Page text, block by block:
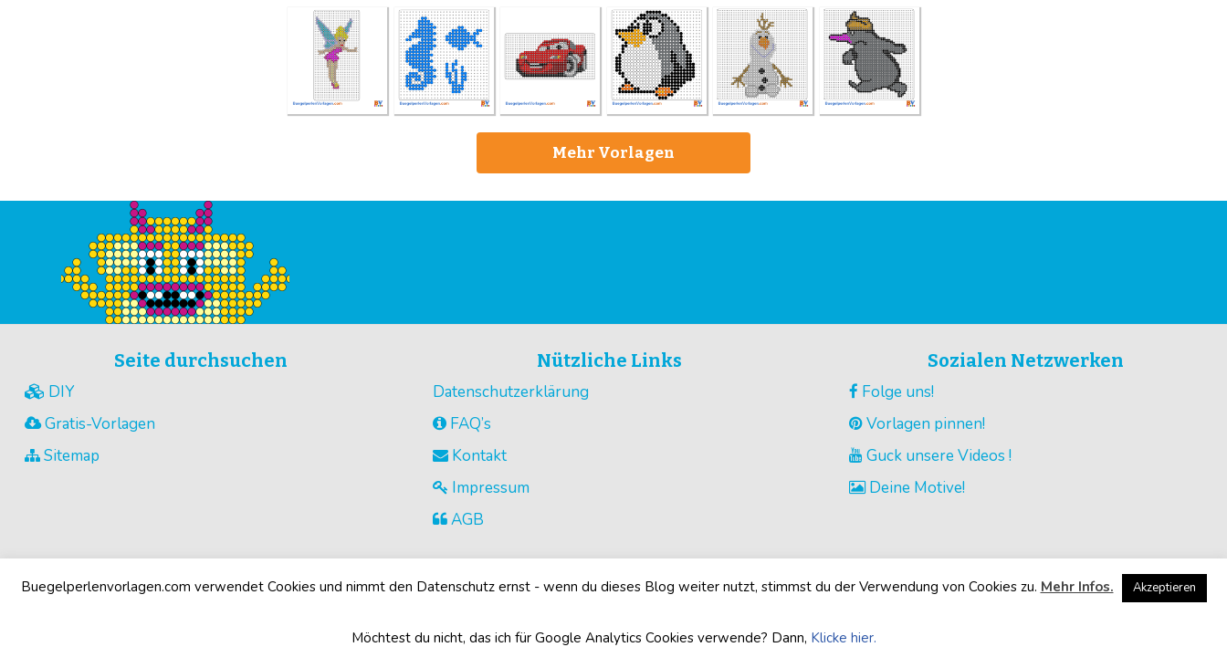
Mehr Vorlagen
Seite durchsuchen
DIY
Gratis-Vorlagen
Sitemap
Nützliche Links
Datenschutzerklärung
FAQ’s
Kontakt
Impressum
AGB
Sozialen Netzwerken
Folge uns!
Vorlagen pinnen!
Guck unsere Videos !
Deine Motive!
Buegelperlenvorlagen.com verwendet Cookies und nimmt den Datenschutz ernst - wenn du dieses Blog weiter nutzt, stimmst du der Verwendung von Cookies zu. Mehr Infos. Akzeptieren
Möchtest du nicht, das ich für Google Analytics Cookies verwende? Dann, Klicke hier.